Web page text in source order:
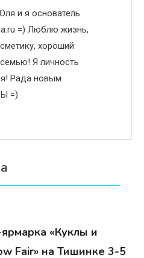
и я основатель
=) Люблю жизнь,
хороший
Я личность
Рада новым
=)
«Куклы и
Fair» на Тишинке 3-5